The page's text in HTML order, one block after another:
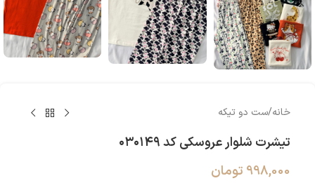
خانه/ست دو تیکه
تیشرت شلوار عروسکی کد ۰۳۰۱۴۹
998,000 تومان